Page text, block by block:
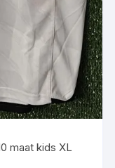
maat kids XL